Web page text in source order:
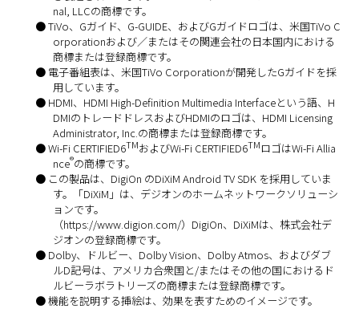
nal, LLCの商標です。
● TiVo、Gガイド、G-GUIDE、およびGガイドロゴは、米国TiVo C
orporationおよび／またはその関連会社の日本国内における
商標または登録商標です。
● 電子番組表は、米国TiVo Corporationが開発したGガイドを採
用しています。
● HDMI、HDMI High-Definition Multimedia Interfaceという語、H
DMIのトレードドレスおよびHDMIのロゴは、HDMI Licensing
Administrator, Inc.の商標または登録商標です。
● Wi-Fi CERTIFIED6TMおよびWi-Fi CERTIFIED6TMロゴはWi-Fi Allia
nce®の商標です。
● この製品は、DigiOn のDiXiM Android TV SDK を採用していま
す。「DiXiM」は、デジオンのホームネットワークソリューシ
ョンです。
（https://www.digion.com/）DigiOn、DiXiMは、株式会社デ
ジオンの登録商標です。
● Dolby、ドルビー、Dolby Vision、Dolby Atmos、およびダブ
ルD記号は、アメリカ合衆国と/またはその他の国におけるド
ルビーラボラトリーズの商標または登録商標です。
● 機能を説明する挿絵は、効果を表すためのイメージです。